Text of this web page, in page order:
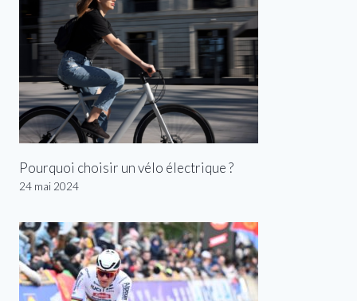
Pourquoi choisir un vélo électrique ?
24 mai 2024